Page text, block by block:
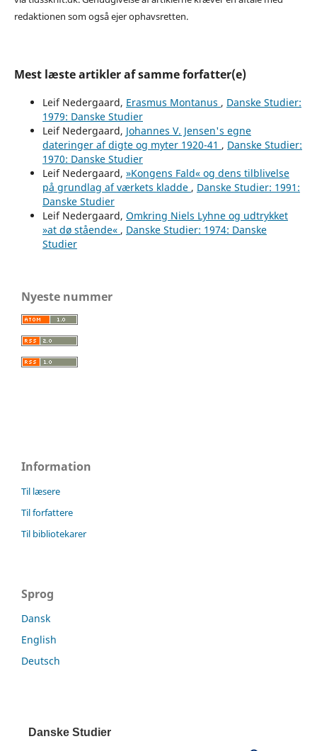
redaktionen som også ejer ophavsretten.
Mest læste artikler af samme forfatter(e)
Leif Nedergaard, Erasmus Montanus , Danske Studier:
1979: Danske Studier
Leif Nedergaard, Johannes V. Jensen's egne
dateringer af digte og myter 1920-41 , Danske Studier:
1970: Danske Studier
Leif Nedergaard, »Kongens Fald« og dens tilblivelse
på grundlag af værkets kladde , Danske Studier: 1991:
Danske Studier
Leif Nedergaard, Omkring Niels Lyhne og udtrykket
»at dø stående« , Danske Studier: 1974: Danske
Studier
Nyeste nummer
Information
Til læsere
Til forfattere
Til bibliotekarer
Sprog
Dansk
English
Deutsch
Danske Studier